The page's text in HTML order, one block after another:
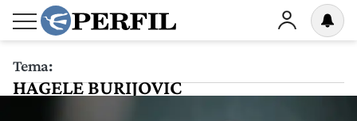
Tema:
HAGELE BURIJOVIC